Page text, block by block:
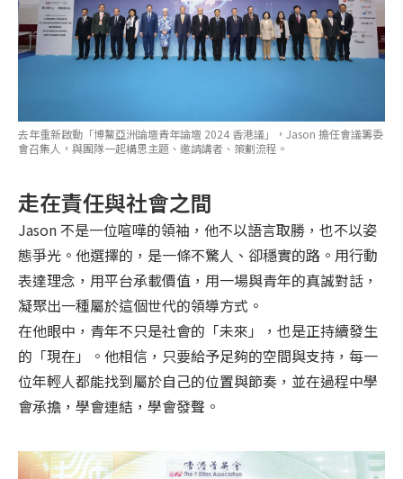
去年重新啟動「博鰲亞洲論壇青年論壇 2024 香港議」，Jason 擔任會議籌委
會召集人，與團隊一起構思主題、邀請講者、策劃流程。
走在責任與社會之間
Jason 不是一位喧嘩的領袖，他不以語言取勝，也不以姿
態爭光。他選擇的，是一條不驚人、卻穩實的路。用行動
表達理念，用平台承載價值，用一場與青年的真誠對話，
凝聚出一種屬於這個世代的領導方式。
在他眼中，青年不只是社會的「未來」，也是正持續發生
的「現在」。他相信，只要給予足夠的空間與支持，每一
位年輕人都能找到屬於自己的位置與節奏，並在過程中學
會承擔，學會連結，學會發聲。